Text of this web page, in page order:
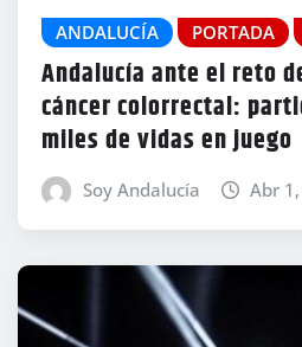
ANDALUCÍA PORTADA
Andalucía ante el reto
cáncer colorrectal:
miles de vidas en juego
Soy Andalucía Abr